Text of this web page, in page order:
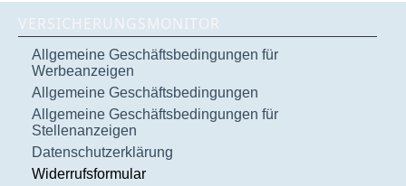
VERSICHERUNGSMONITOR
Allgemeine Geschäftsbedingungen für
Werbeanzeigen
Allgemeine Geschäftsbedingungen
Allgemeine Geschäftsbedingungen für
Stellenanzeigen
Datenschutzerklärung
Widerrufsformular